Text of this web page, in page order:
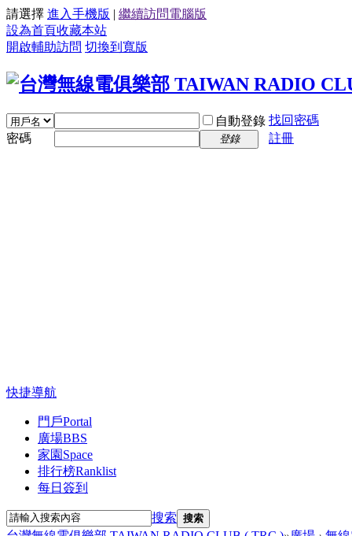
請選擇 進入手機版 | 繼續訪問電腦版
設為首頁收藏本站
開啟輔助訪問 切換到寬版
自動登錄 找回密碼
密碼
登錄 註冊
快捷導航
門戶Portal
廣場BBS
家園 Space
排行榜Ranklist
每日簽到
搜索 搜索